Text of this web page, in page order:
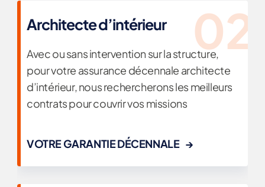
Architecte d’intérieur
Avec ou sans intervention sur la structure,
pour votre assurance décennale architecte
d’intérieur, nous rechercherons les meilleurs
contrats pour couvrir vos missions
VOTRE GARANTIE DÉCENNALE